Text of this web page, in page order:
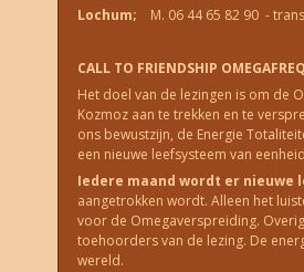
Lochum; M. 06 44 65 82 90 -
CALL TO FRIENDSHIP
Het doel van de lezingen is om de
Kozmoz aan te trekken en te
ons bewustzijn, de Energie
een nieuwe leefsysteem van
Iedere maand wordt er nieuwe
aangetrokken wordt. Alleen het
voor de Omegaverspreiding.
toehoorders van de lezing. De
wereld.